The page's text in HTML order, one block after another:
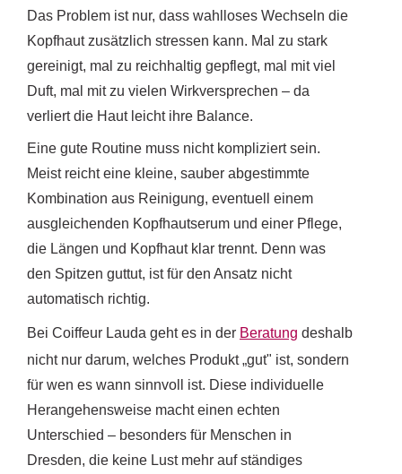
Das Problem ist nur, dass wahlloses Wechseln die
Kopfhaut zusätzlich stressen kann. Mal zu stark
gereinigt, mal zu reichhaltig gepflegt, mal mit viel
Duft, mal mit zu vielen Wirkversprechen – da
verliert die Haut leicht ihre Balance.
Eine gute Routine muss nicht kompliziert sein.
Meist reicht eine kleine, sauber abgestimmte
Kombination aus Reinigung, eventuell einem
ausgleichenden Kopfhautserum und einer Pflege,
die Längen und Kopfhaut klar trennt. Denn was
den Spitzen guttut, ist für den Ansatz nicht
automatisch richtig.
Bei Coiffeur Lauda geht es in der Beratung deshalb
nicht nur darum, welches Produkt „gut" ist, sondern
für wen es wann sinnvoll ist. Diese individuelle
Herangehensweise macht einen echten
Unterschied – besonders für Menschen in
Dresden, die keine Lust mehr auf ständiges